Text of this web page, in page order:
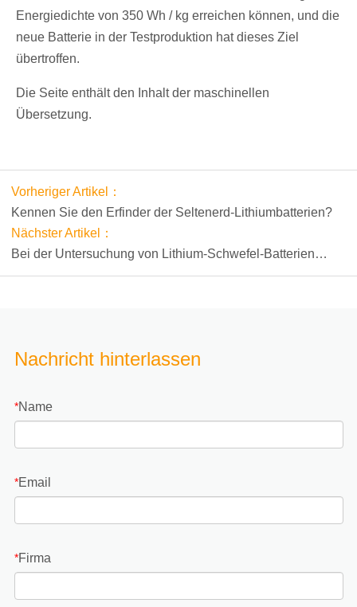
Energiedichte von 350 Wh / kg erreichen können, und die
neue Batterie in der Testproduktion hat dieses Ziel
übertroffen.
Die Seite enthält den Inhalt der maschinellen
Übersetzung.
Vorheriger Artikel：
Kennen Sie den Erfinder der Seltenerd-Lithiumbatterien?
Nächster Artikel：
Bei der Untersuchung von Lithium-Schwefel-Batterien
wurden wichtige Fortschritte erzielt
Nachricht hinterlassen
*Name
*Email
*Firma